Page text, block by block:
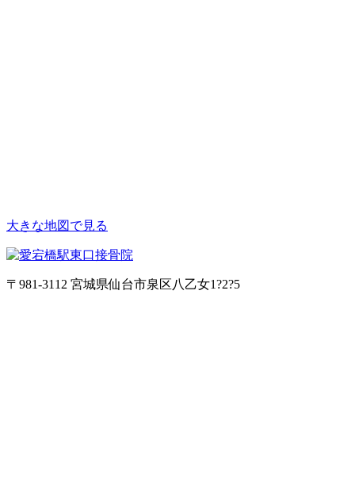
大きな地図で見る
〒981-3112 宮城県仙台市泉区八乙女1?2?5